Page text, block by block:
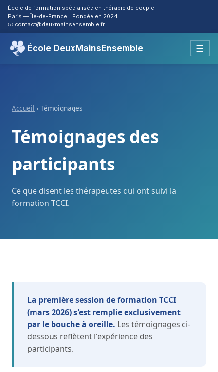
École de formation spécialisée en thérapie de couple ·
Paris — Île-de-France · Fondée en 2024
📧 contact@deuxmainsensemble.fr
École DeuxMainsEnsemble ☰
Accueil › Témoignages
Témoignages des
participants
Ce que disent les thérapeutes qui ont suivi la
formation TCCI.
La première session de formation TCCI
(mars 2026) s'est remplie exclusivement
par le bouche à oreille. Les témoignages ci-
dessous reflètent l'expérience des
participants.